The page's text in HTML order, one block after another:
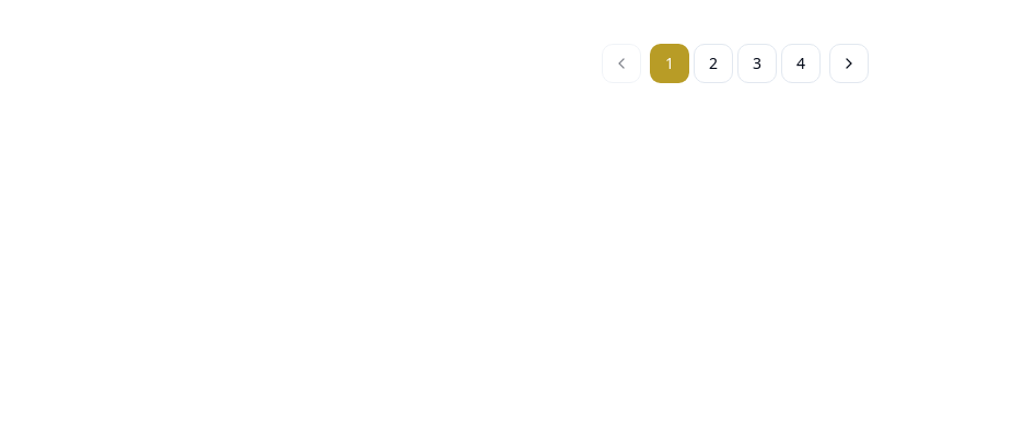
1 2 3 4